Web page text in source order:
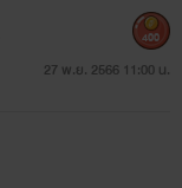
27 พ.ย. 2566 11:00 น.
400